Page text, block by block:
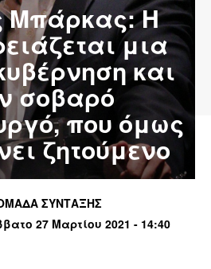
Μπάρκας: Η
μια
και
σοβαρό
που όμως
ζητούμενο
ΣΥΝΤΑΞΗΣ
27 Μαρτίου 2021 - 14:40